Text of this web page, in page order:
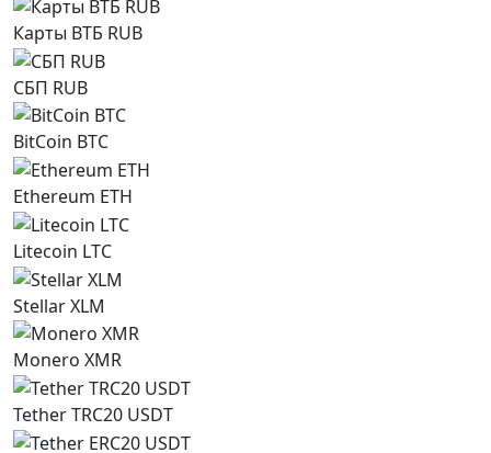
Карты ВТБ RUB
СБП RUB
BitCoin BTC
Ethereum ETH
Litecoin LTC
Stellar XLM
Monero XMR
Tether TRC20 USDT